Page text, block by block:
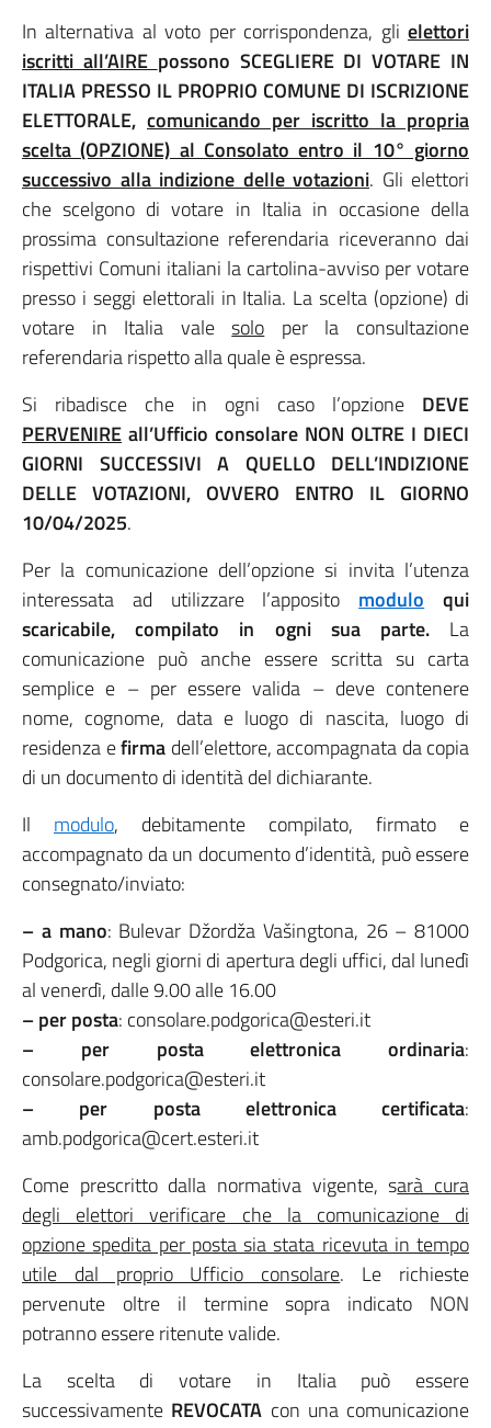
In alternativa al voto per corrispondenza, gli elettori
iscritti all’AIRE possono SCEGLIERE DI VOTARE IN
ITALIA PRESSO IL PROPRIO COMUNE DI ISCRIZIONE
ELETTORALE, comunicando per iscritto la propria
scelta (OPZIONE) al Consolato entro il 10° giorno
successivo alla indizione delle votazioni. Gli elettori
che scelgono di votare in Italia in occasione della
prossima consultazione referendaria riceveranno dai
rispettivi Comuni italiani la cartolina-avviso per votare
presso i seggi elettorali in Italia. La scelta (opzione) di
votare in Italia valesolo per la consultazione
referendaria rispetto alla quale è espressa.
Si ribadisce che in ogni caso l’opzione DEVE
PERVENIRE all’Ufficio consolare NON OLTRE I DIECI
GIORNI SUCCESSIVI A QUELLO DELL’INDIZIONE
DELLE VOTAZIONI, OVVERO ENTRO IL GIORNO
10/04/2025.
Per la comunicazione dell’opzione si invita l’utenza
interessata ad utilizzare l’apposito modulo qui
scaricabile, compilato in ogni sua parte. La
comunicazione può anche essere scritta su carta
semplice e – per essere valida – deve contenere
nome, cognome, data e luogo di nascita, luogo di
residenza efirma dell’elettore, accompagnata da copia
di un documento di identità del dichiarante.
Il modulo, debitamente compilato, firmato e
accompagnato da un documento d’identità, può essere
consegnato/inviato:
– a mano: Bulevar Džordža Vašingtona, 26 – 81000
Podgorica, negli giorni di apertura degli uffici, dal lunedì
al venerdì, dalle 9.00 alle 16.00
– per posta: consolare.podgorica@esteri.it
– per posta elettronica ordinaria:
consolare.podgorica@esteri.it
– per posta elettronica certificata:
amb.podgorica@cert.esteri.it
Come prescritto dalla normativa vigente, sarà cura
degli elettori verificare che la comunicazione di
opzione spedita per posta sia stata ricevuta in tempo
utile dal proprio Ufficio consolare. Le richieste
pervenute oltre il termine sopra indicato NON
potranno essere ritenute valide.
La scelta di votare in Italia può essere
successivamente REVOCATA con una comunicazione